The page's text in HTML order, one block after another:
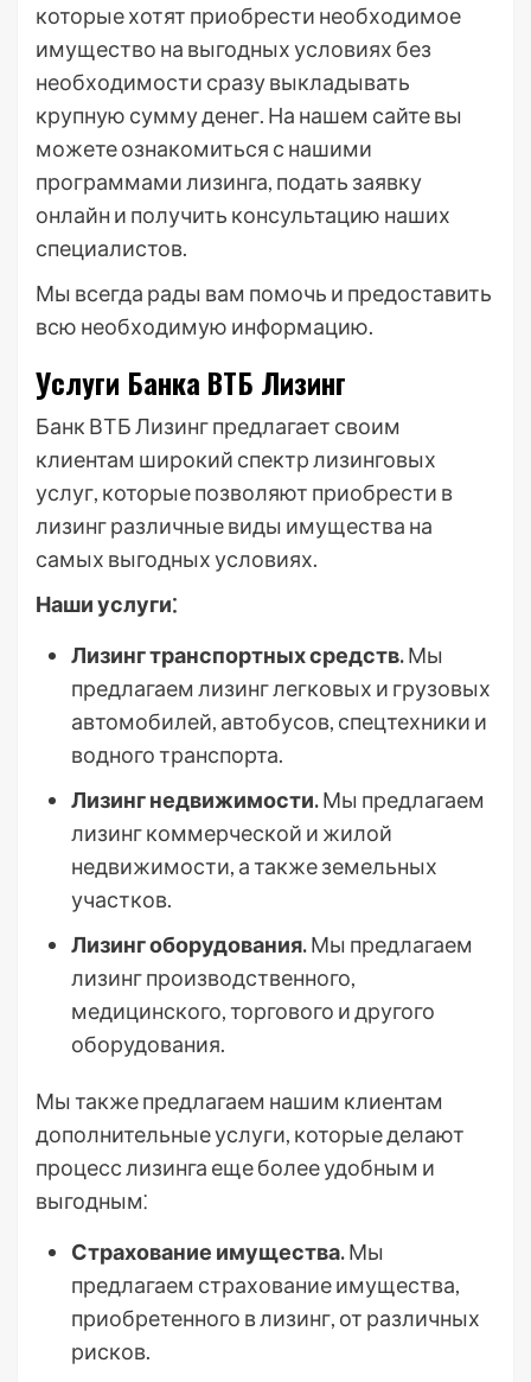
которые хотят приобрести необходимое
имущество на выгодных условиях без
необходимости сразу выкладывать
крупную сумму денег. На нашем сайте вы
можете ознакомиться с нашими
программами лизинга, подать заявку
онлайн и получить консультацию наших
специалистов.
Мы всегда рады вам помочь и предоставить
всю необходимую информацию.
Услуги Банка ВТБ Лизинг
Банк ВТБ Лизинг предлагает своим
клиентам широкий спектр лизинговых
услуг, которые позволяют приобрести в
лизинг различные виды имущества на
самых выгодных условиях.
Наши услуги⁚
Лизинг транспортных средств.Мы
предлагаем лизинг легковых и грузовых
автомобилей, автобусов, спецтехники и
водного транспорта.
Лизинг недвижимости.Мы предлагаем
лизинг коммерческой и жилой
недвижимости, а также земельных
участков.
Лизинг оборудования.Мы предлагаем
лизинг производственного,
медицинского, торгового и другого
оборудования.
Мы также предлагаем нашим клиентам
дополнительные услуги, которые делают
процесс лизинга еще более удобным и
выгодным⁚
Страхование имущества.Мы
предлагаем страхование имущества,
приобретенного в лизинг, от различных
рисков.